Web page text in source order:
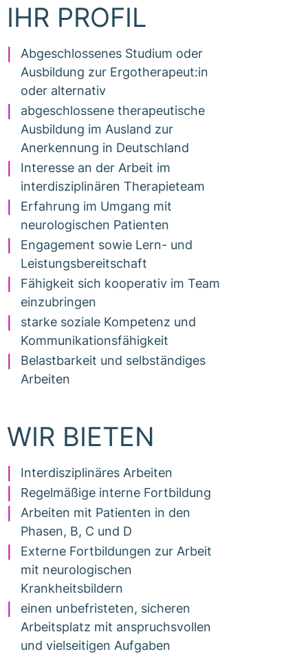
IHR PROFIL
Abgeschlossenes Studium oder
Ausbildung zur Ergotherapeut:in
oder alternativ
abgeschlossene therapeutische
Ausbildung im Ausland zur
Anerkennung in Deutschland
Interesse an der Arbeit im
interdisziplinären Therapieteam
Erfahrung im Umgang mit
neurologischen Patienten
Engagement sowie Lern- und
Leistungsbereitschaft
Fähigkeit sich kooperativ im Team
einzubringen
starke soziale Kompetenz und
Kommunikationsfähigkeit
Belastbarkeit und selbständiges
Arbeiten
WIR BIETEN
Interdisziplinäres Arbeiten
Regelmäßige interne Fortbildung
Arbeiten mit Patienten in den
Phasen, B, C und D
Externe Fortbildungen zur Arbeit
mit neurologischen
Krankheitsbildern
einen unbefristeten, sicheren
Arbeitsplatz mit anspruchsvollen
und vielseitigen Aufgaben